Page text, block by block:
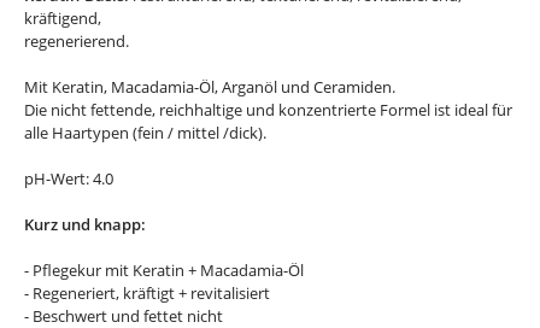
kräftigend,
regenerierend.
Mit Keratin, Macadamia-Öl, Arganöl und Ceramiden.
Die nicht fettende, reichhaltige und konzentrierte Formel ist ideal für
alle Haartypen (fein / mittel /dick).
pH-Wert: 4.0
Kurz und knapp:
- Pflegekur mit Keratin + Macadamia-Öl
- Regeneriert, kräftigt + revitalisiert
- Beschwert und fettet nicht